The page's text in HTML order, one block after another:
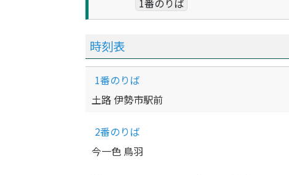
1番のりば
時刻表
1番のりば
土路 伊勢市駅前
2番のりば
今一色 鳥羽